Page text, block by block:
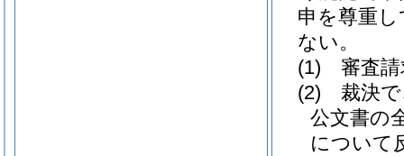
申を尊重
ない。
(1)
審査
(2)
裁決
公文書の
について